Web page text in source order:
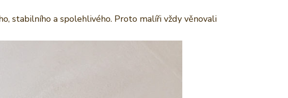
stabilního a spolehlivého. Proto malíři vždy věnovali